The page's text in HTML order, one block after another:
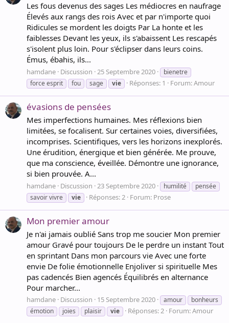
Les fous devenus des sages Les médiocres en naufrage
Élevés aux rangs des rois Avec et par n'importe quoi
Ridicules se mordent les doigts Par La honte et les
faiblesses Devant les yeux, ils s'abaissent Les rescapés
s'isolent plus loin. Pour s'éclipser dans leurs coins.
Émus, ébahis, ils...
hamdane Discussion 25 Septembre 2020
bienetre
force esprit
fou sage vie Réponses: 1 Forum:Amour
évasions de pensées
Mes imperfections humaines. Mes réflexions bien
limitées, se focalisent. Sur certaines voies, diversifiées,
incomprises. Scientifiques, vers les horizons inexplorés.
Une érudition, énergique et bien générée. Me prouve,
que ma conscience, éveillée. Démontre une ignorance,
si bien prouvée. A...
hamdane Discussion 23 Septembre 2020 humilité
pensée
savoir vivre
vie Réponses: 2 Forum: Prose
Mon premier amour
Je n'ai jamais oublié Sans trop me soucier Mon premier
amour Gravé pour toujours De le perdre un instant Tout
en sprintant Dans mon parcours vie Avec une forte
envie De folie émotionnelle Enjoliver si spirituelle Mes
pas cadencés Bien agencés Équilibrés en alternance
Pour marcher...
hamdane Discussion 15 Septembre 2020 amour
bonheurs
émotion
joies plaisir vie Réponses: 2 Forum:Amour